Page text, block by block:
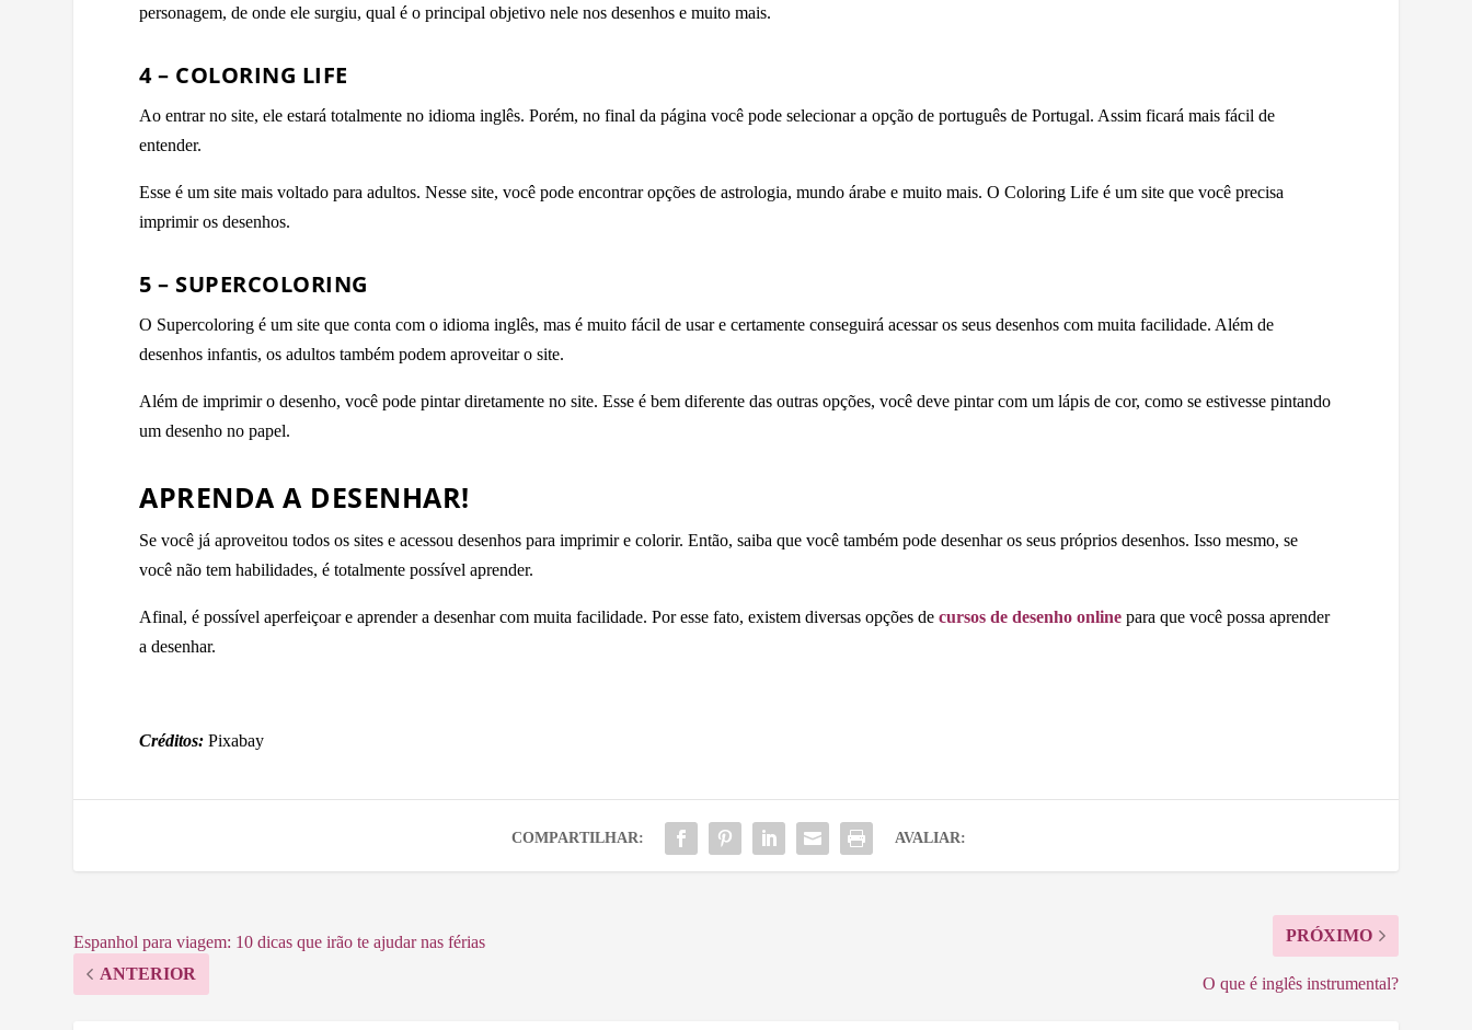
personagem, de onde ele surgiu, qual é o principal objetivo nele nos desenhos e muito mais.
4 – COLORING LIFE
Ao entrar no site, ele estará totalmente no idioma inglês. Porém, no final da página você pode selecionar a opção de português de Portugal. Assim ficará mais fácil de
entender.
Esse é um site mais voltado para adultos. Nesse site, você pode encontrar opções de astrologia, mundo árabe e muito mais. O Coloring Life é um site que você precisa
imprimir os desenhos.
5 – SUPERCOLORING
O Supercoloring é um site que conta com o idioma inglês, mas é muito fácil de usar e certamente conseguirá acessar os seus desenhos com muita facilidade. Além de
desenhos infantis, os adultos também podem aproveitar o site.
Além de imprimir o desenho, você pode pintar diretamente no site. Esse é bem diferente das outras opções, você deve pintar com um lápis de cor, como se estivesse pintando
um desenho no papel.
APRENDA A DESENHAR!
Se você já aproveitou todos os sites e acessou desenhos para imprimir e colorir. Então, saiba que você também pode desenhar os seus próprios desenhos. Isso mesmo, se
você não tem habilidades, é totalmente possível aprender.
Afinal, é possível aperfeiçoar e aprender a desenhar com muita facilidade. Por esse fato, existem diversas opções decursos de desenho online para que você possa aprender
a desenhar.
Créditos: Pixabay
COMPARTILHAR: AVALIAR:
Espanhol para viagem: 10 dicas que irão te ajudar nas férias
ANTERIOR
PRÓXIMO
O que é inglês instrumental?